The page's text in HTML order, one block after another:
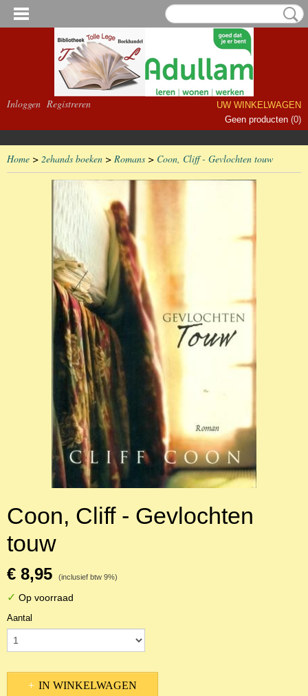
Inloggen Registreren
UW WINKELWAGEN
Geen producten (0)
Home > 2ehands boeken > Romans > Coon, Cliff - Gevlochten touw
Coon, Cliff - Gevlochten
touw
€ 8,95 (inclusief btw 9%)
✓ Op voorraad
Aantal
IN WINKELWAGEN